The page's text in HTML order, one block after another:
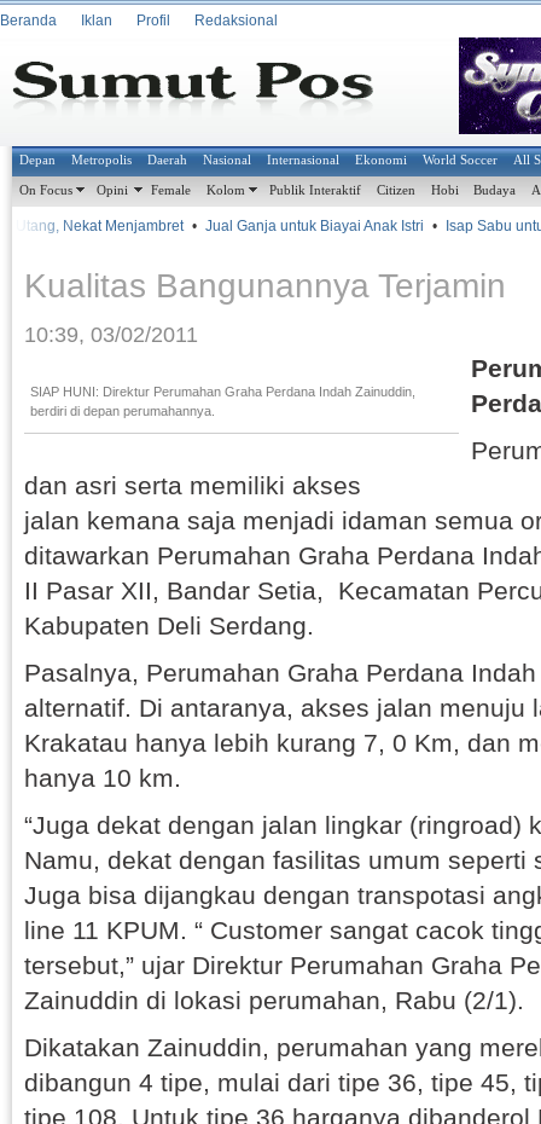
Beranda Iklan Profil Redaksional
Depan Metropolis Daerah Nasional Internasional Ekonomi World Soccer All
On Focus Opini Female Kolom Publik Interaktif Citizen Hobi Budaya
Utang, Nekat Menjambret • Jual Ganja untuk Biayai Anak Istri • Isap Sabu
Kualitas Bangunannya Terjamin
10:39, 03/02/2011
SIAP HUNI: Direktur Perumahan Graha Perdana Indah Zainuddin,
berdiri di depan perumahannya.
dan asri serta memiliki akses
jalan kemana saja menjadi idaman semua
ditawarkan Perumahan Graha Perdana
II Pasar XII, Bandar Setia, Kecamatan
Kabupaten Deli Serdang.
Pasalnya, Perumahan Graha Perdana
alternatif. Di antaranya, akses jalan menuju
Krakatau hanya lebih kurang 7, 0 Km, dan
hanya 10 km.
“Juga dekat dengan jalan lingkar (ringroad)
Namu, dekat dengan fasilitas umum seperti
Juga bisa dijangkau dengan transpotasi
line 11 KPUM. “ Customer sangat cacok
tersebut,” ujar Direktur Perumahan Graha
Zainuddin di lokasi perumahan, Rabu (2/1).
Dikatakan Zainuddin, perumahan yang
dibangun 4 tipe, mulai dari tipe 36, tipe 45,
tipe 108. Untuk tipe 36 harganya dibanderol